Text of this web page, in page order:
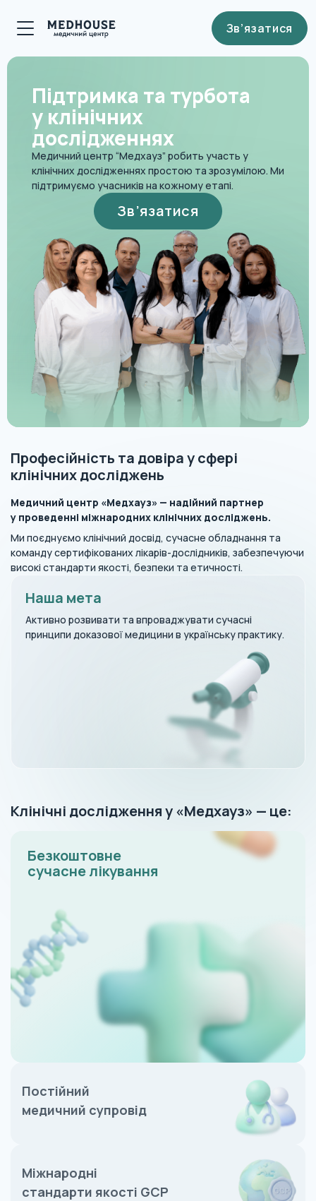
Зв’язатися
Підтримка та турбота
у клінічних
дослідженнях
Медичний центр “Медхауз” робить участь у
клінічних дослідженнях простою та зрозумілою. Ми
підтримуємо учасників на кожному етапі.
Зв’язатися
Професійність та довіра у сфері
клінічних досліджень
Медичний центр «Медхауз» — надійний партнер
у проведенні міжнародних клінічних досліджень.
Ми поєднуємо клінічний досвід, сучасне обладнання та
команду сертифікованих лікарів-дослідників, забезпечуючи
високі стандарти якості, безпеки та етичності.
Наша мета
Активно розвивати та впроваджувати сучасні
принципи доказової медицини в українську практику.
Клінічні дослідження у «Медхауз» — це:
Безкоштовне
сучасне лікування
Постійний
медичний супровід
Міжнародні
стандарти якості GCP